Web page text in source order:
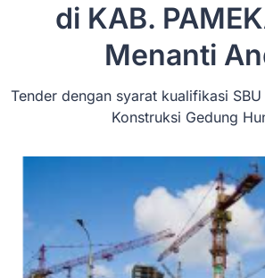
di KAB.
Menanti
Tender dengan syarat kualifikasi
Konstruksi Gedung